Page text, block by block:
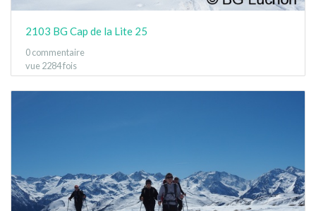
2103 BG Cap de la Lite 25
0 commentaire
vue 2284 fois